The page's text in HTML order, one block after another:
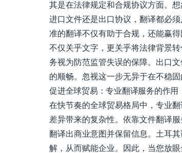
其是在法律规定和合规协议方面。
进口文件还是出口协议，翻译都必
准的翻译不仅有助于合规，还能赢
不仅关乎文字，更关乎将法律背景
务视为防范监管失误的保障。出口
的顺畅。忽视这一步无异于在不稳
促进全球贸易：专业翻译服务的作用
在快节奏的全球贸易格局中，专业
差异带来的复杂性。依靠文件翻译
翻译出商业意图并保留信息。土耳
解，从而赋能企业。因此，当您放